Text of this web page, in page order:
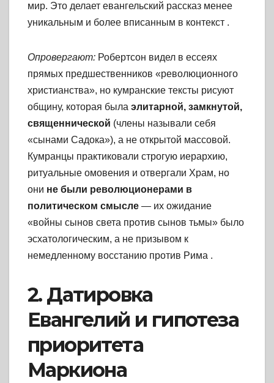
мир. Это делает евангельский рассказ менее
уникальным и более вписанным в контекст .
Опровергают: Робертсон видел в ессеях
прямых предшественников «революционного
христианства», но кумранские тексты рисуют
общину, которая была элитарной, замкнутой,
священнической (члены называли себя
«сынами Садока»), а не открытой массовой.
Кумранцы практиковали строгую иерархию,
ритуальные омовения и отвергали Храм, но
они не были революционерами в
политическом смысле — их ожидание
«войны сынов света против сынов тьмы» было
эсхатологическим, а не призывом к
немедленному восстанию против Рима .
2. Датировка
Евангелий и гипотеза
приоритета
Маркиона